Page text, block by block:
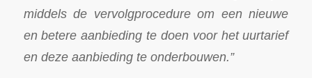
middels de vervolgprocedure om een nieuwe
en betere aanbieding te doen voor het uurtarief
en deze aanbieding te onderbouwen.”